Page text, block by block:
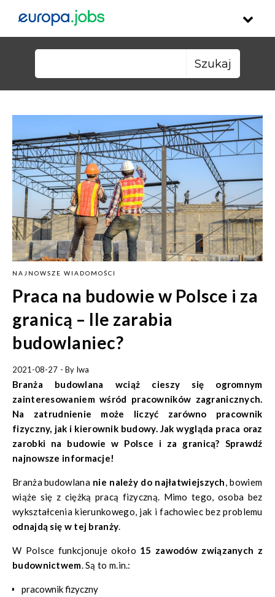
NAJNOWSZE WIADOMOŚCI
Praca na budowie w Polsce i za
granicą – Ile zarabia
budowlaniec?
2021-08-27 - By Iwa
Branża budowlana wciąż cieszy się ogromnym
zainteresowaniem wśród pracowników zagranicznych.
Na zatrudnienie może liczyć zarówno pracownik
fizyczny, jak i kierownik budowy. Jak wygląda praca oraz
zarobki na budowie w Polsce i za granicą? Sprawdź
najnowsze informacje!
Branża budowlananie należy do najłatwiejszych, bowiem
wiąże się z ciężką pracą fizyczną. Mimo tego, osoba bez
wykształcenia kierunkowego, jak i fachowiec bez problemu
odnajdą się w tej branży.
W Polsce funkcjonuje około 15 zawodów związanych z
budownictwem. Są to m.in.:
pracownik fizyczny